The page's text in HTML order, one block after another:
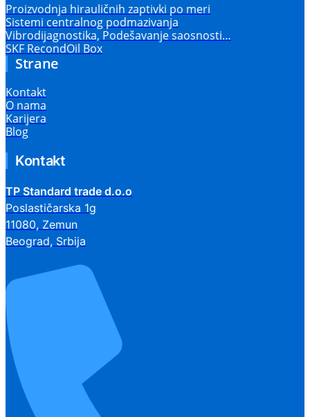
Proizvodnja hirauličnih zaptivki po meri
Sistemi centralnog podmazivanja
Vibrodijagnostika, Podešavanje saosnosti…
SKF RecondOil Box
Strane
Kontakt
O nama
Karijera
Blog
Kontakt
TP Standard trade d.o.o
Poslastičarska 1g
11080, Zemun
Beograd, Srbija